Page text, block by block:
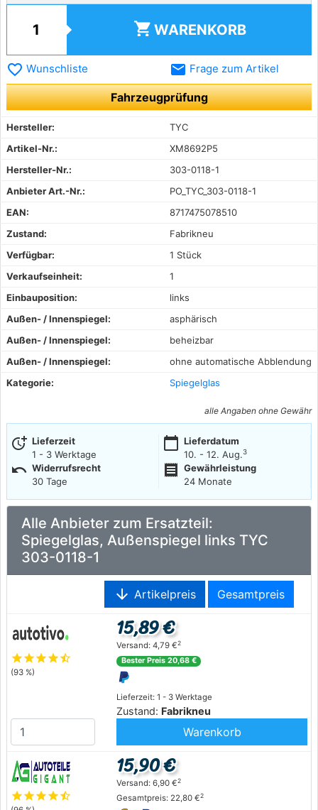
shopping_cart WARENKORB
favorite_border Wunschliste email Frage zum Artikel
Fahrzeugprüfung
Hersteller:
TYC
Artikel-Nr.:
XM8692P5
Hersteller-Nr.:
303-0118-1
Anbieter Art.-Nr.:
PO_TYC_303-0118-1
EAN:
8717475078510
Zustand:
Fabrikneu
Verfügbar:
1 Stück
Verkaufseinheit:
1
Einbauposition:
links
Außen- / Innenspiegel:
asphärisch
Außen- / Innenspiegel:
beheizbar
Außen- / Innenspiegel:
ohne automatische Abblendung
Kategorie:
Spiegelglas
alle Angaben ohne Gewähr
more_time Lieferzeit
1 - 3 Werktage
calendar_today Lieferdatum
10. - 12. Aug.3
undo Widerrufsrecht
30 Tage
receipt
Gewährleistung
24 Monate
Alle Anbieter zum Ersatzteil:
Spiegelglas, Außenspiegel links TYC
303-0118-1
arrow_downward Artikelpreis Gesamtpreis
starstarstarstarstar_half
(93 %)
Lieferzeit: 1 - 3 Werktage
Zustand: Fabrikneu
15,89 €
Versand: 4,79 €2
Bester Preis 20,68 €
Warenkorb
starstarstarstarstar_half
15,90 €
Versand: 6,90 €2
Gesamtpreis: 22,80 €2